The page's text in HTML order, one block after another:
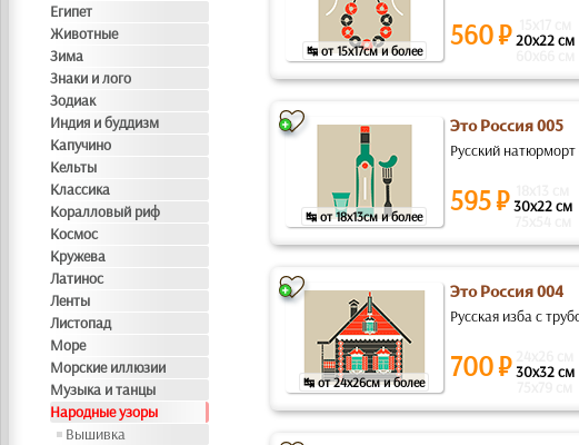
Египет
Животные
Зима
Знаки и лого
Зодиак
Индия и буддизм
Капучино
Кельты
Классика
Коралловый риф
Космос
Кружева
Латинос
Ленты
Листопад
Море
Морские иллюзии
Музыка и танцы
Народные узоры
Вышивка
↹ от 15x17см и более 560 ₽20x22 см
↹ от 18x13см и более
Это Россия 005
Русский
595 ₽30x22 см
↹ от 24x26см и более
Это Россия 004
Русская изба с
700 ₽30x32 см